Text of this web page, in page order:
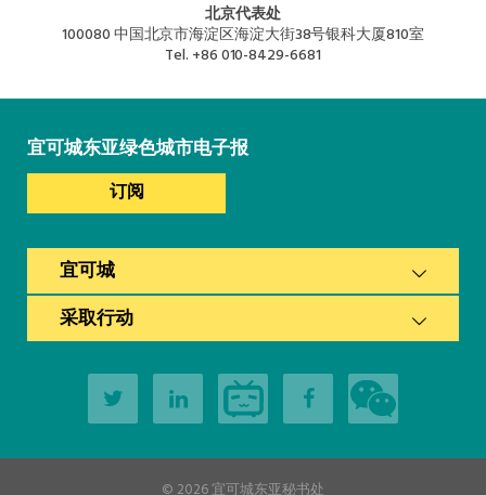
北京代表处
100080 中国北京市海淀区海淀大街38号银科大厦810室
Tel. +86 010-8429-6681
宜可城东亚绿色城市电子报
订阅
宜可城
采取行动
© 2026宜可城东亚秘书处